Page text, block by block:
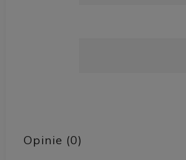
Opinie (0)